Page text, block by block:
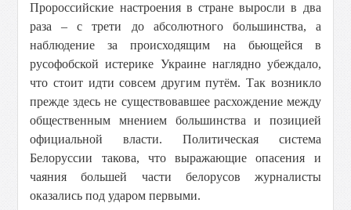
Пророссийские настроения в стране выросли в два
раза – с трети до абсолютного большинства, а
наблюдение за происходящим на бьющейся в
русофобской истерике Украине наглядно убеждало,
что стоит идти совсем другим путём. Так возникло
прежде здесь не существовавшее расхождение между
общественным мнением большинства и позицией
официальной власти. Политическая система
Белоруссии такова, что выражающие опасения и
чаяния большей части белорусов журналисты
оказались под ударом первыми.